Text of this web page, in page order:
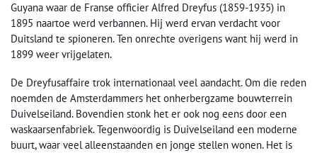
Guyana waar de Franse officier Alfred Dreyfus (1859-1935) in
1895 naartoe werd verbannen. Hij werd ervan verdacht voor
Duitsland te spioneren. Ten onrechte overigens want hij werd in
1899 weer vrijgelaten.
De Dreyfusaffaire trok internationaal veel aandacht. Om die reden
noemden de Amsterdammers het onherbergzame bouwterrein
Duivelseiland. Bovendien stonk het er ook nog eens door een
waskaarsenfabriek. Tegenwoordig is Duivelseiland een moderne
buurt, waar veel alleenstaanden en jonge stellen wonen. Het is